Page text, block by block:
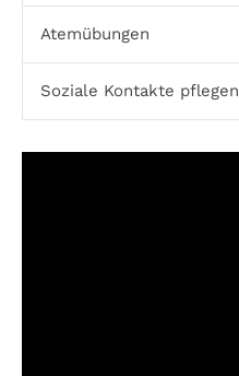
Atemübungen
Soziale Kontakte pflegen